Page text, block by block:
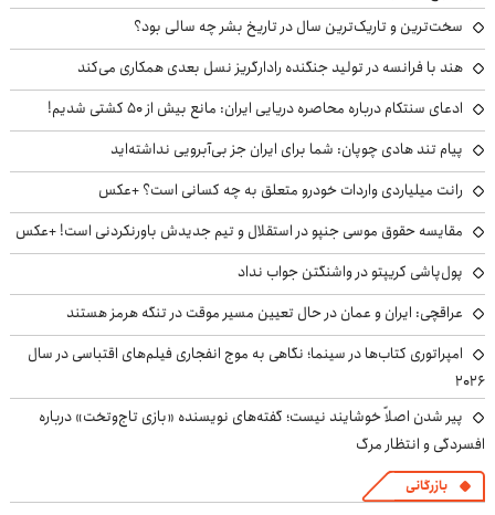
سخت‌ترین و تاریک‌ترین سال در تاریخ بشر چه سالی بود؟
هند با فرانسه در تولید جنگنده رادارگریز نسل بعدی همکاری می‌کند
ادعای سنتکام درباره محاصره دریایی ایران: مانع بیش از ۵۰ کشتی شدیم!
پیام تند هادی چوپان: شما برای ایران جز بی‌آبرویی نداشته‌اید
رانت میلیاردی واردات خودرو متعلق به چه کسانی است؟ +عکس
مقایسه حقوق موسی جنپو در استقلال و تیم جدیدش باورنکردنی است! +عکس
پول‌پاشی کریپتو در واشنگتن جواب نداد
عراقچی: ایران و عمان در حال تعیین مسیر موقت در تنگه هرمز هستند
امپراتوری کتاب‌ها در سینما؛ نگاهی به موج انفجاری فیلم‌های اقتباسی در سال
۲۰۲۶
پیر شدن اصلاً خوشایند نیست؛ گفته‌های نویسنده «بازی تاج‌وتخت» درباره
افسردگی و انتظار مرگ
بازرگانی